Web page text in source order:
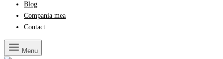
Blog
Compania mea
Contact
Menu